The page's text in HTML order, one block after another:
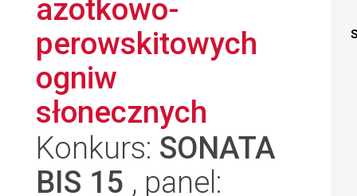
azotkowo-
perowskitowych
ogniw
słonecznych
Konkurs: SONATA
BIS 15 , panel: